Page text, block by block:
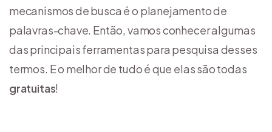
mecanismos de busca é o planejamento de
palavras-chave. Então, vamos conhecer algumas
das principais ferramentas para pesquisa desses
termos. E o melhor de tudo é que elas são todas
gratuitas!